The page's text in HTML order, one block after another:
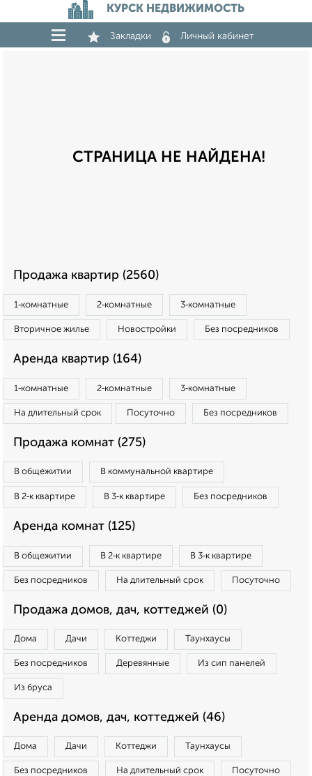
КУРСК НЕДВИЖИМОСТЬ
Закладки Личный кабинет
СТРАНИЦА НЕ НАЙДЕНА!
Продажа квартир (2560)
1‑комнатные 2‑комнатные 3‑комнатные
Вторичное жилье Новостройки Без посредников
Аренда квартир (164)
1‑комнатные 2‑комнатные 3‑комнатные
На длительный срок Посуточно Без посредников
Продажа комнат (275)
В общежитии В коммунальной квартире
В 2‑к квартире В 3‑к квартире Без посредников
Аренда комнат (125)
В общежитии В 2‑к квартире В 3‑к квартире
Без посредников На длительный срок Посуточно
Продажа домов, дач, коттеджей (0)
Дома Дачи Коттеджи Таунхаусы
Без посредников Деревянные Из сип панелей
Из бруса
Аренда домов, дач, коттеджей (46)
Дома Дачи Коттеджи Таунхаусы
Без посредников На длительный срок Посуточно